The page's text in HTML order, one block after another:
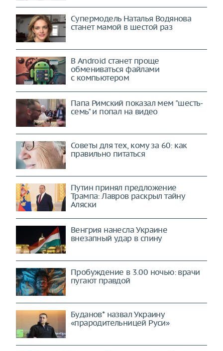
Супермодель Наталья Водянова
станет мамой в шестой раз
В Android станет проще
обмениваться файлами
с компьютером
Папа Римский показал мем "шесть-
семь" и попал на видео
Советы для тех, кому за 60: как
правильно питаться
Путин принял предложение
Трампа: Лавров раскрыл тайну
Аляски
Венгрия нанесла Украине
внезапный удар в спину
Пробуждение в 3.00 ночью: врачи
пугают правдой
Буданов* назвал Украину
«прародительницей Руси»